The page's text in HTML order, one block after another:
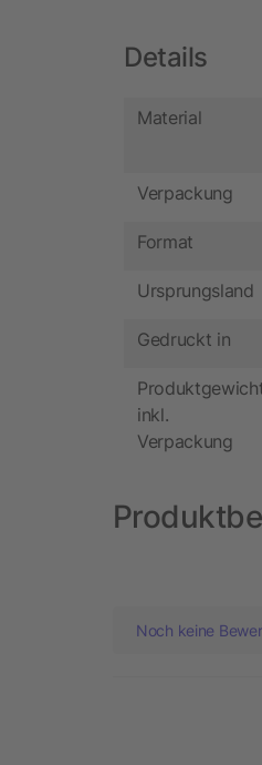
Details
Material
Verpackung
Format
Ursprungsland
Gedruckt in
inkl.
Verpackung
Noch keine